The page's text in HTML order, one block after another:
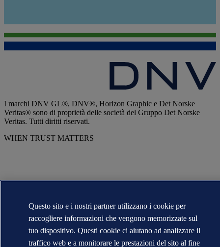
I marchi DNV GL®, DNV®, Horizon Graphic e Det Norske
Veritas® sono di proprietà delle società del Gruppo Det Norske
Veritas. Tutti diritti riservati.
WHEN TRUST MATTERS
Questo sito e i nostri partner utilizzano i cookie per
raccogliere informazioni che vengono memorizzate sul
tuo dispositivo. Questi cookie ci aiutano ad analizzare il
traffico web e a monitorare le prestazioni del sito al fine